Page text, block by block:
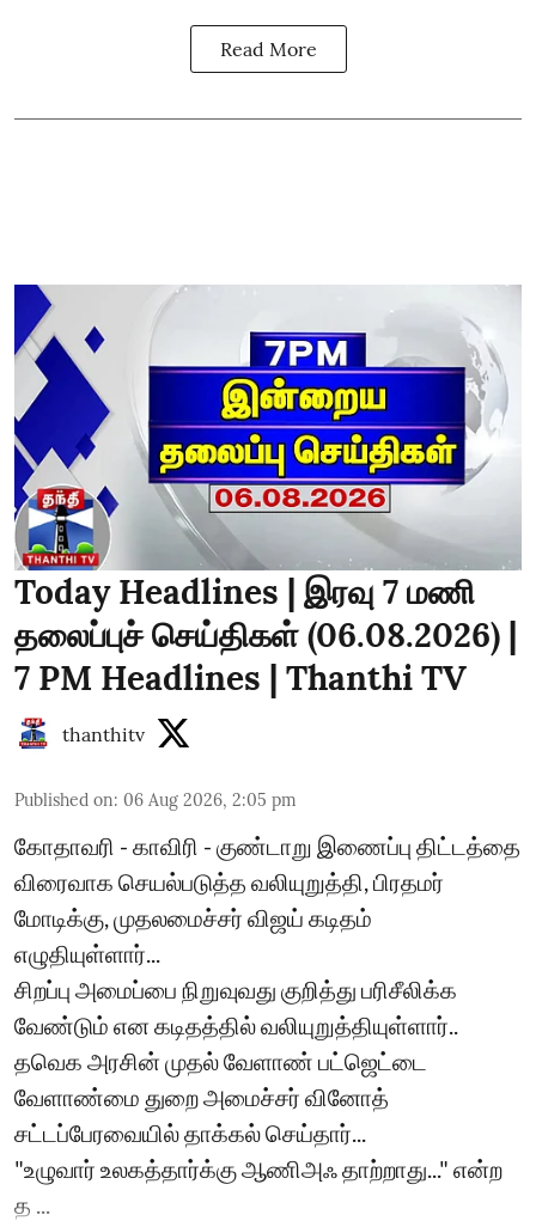
Read More
Today Headlines | இரவு 7 மணி
தலைப்புச் செய்திகள் (06.08.2026) |
7 PM Headlines | Thanthi TV
thanthitv
Published on: 06 Aug 2026, 2:05 pm
கோதாவரி - காவிரி - குண்டாறு இணைப்பு திட்டத்தை
விரைவாக செயல்படுத்த வலியுறுத்தி, பிரதமர்
மோடிக்கு, முதலமைச்சர் விஜய் கடிதம்
எழுதியுள்ளார்...
சிறப்பு அமைப்பை நிறுவுவது குறித்து பரிசீலிக்க
வேண்டும் என கடிதத்தில் வலியுறுத்தியுள்ளார்..
தவெக அரசின் முதல் வேளாண் பட்ஜெட்டை
வேளாண்மை துறை அமைச்சர் வினோத்
சட்டப்பேரவையில் தாக்கல் செய்தார்...
"உழுவார் உலகத்தார்க்கு ஆணிஅஃ தாற்றாது..." என்ற
த ...